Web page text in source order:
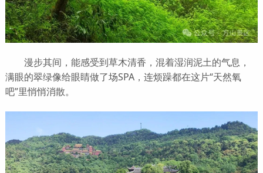
漫步其间，能感受到草木清香，混着湿润泥土的气息，
满眼的翠绿像给眼睛做了场SPA，连烦躁都在这片“天然氧
吧”里悄悄消散。